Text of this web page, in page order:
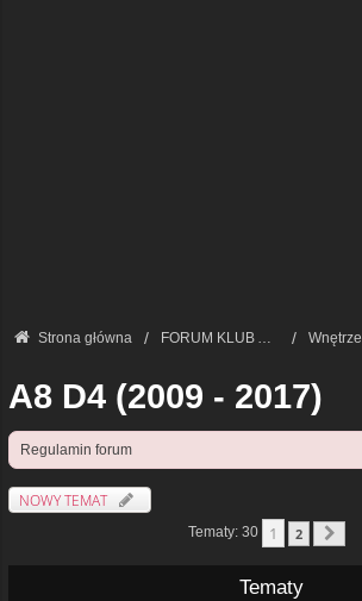
Strona główna FORUM KLUB AUDI A8 - FORUM TECHNICZNE Wnętrze
A8 D4 (2009 - 2017)
Regulamin forum
NOWY TEMAT
Tematy: 30 1 2
Tematy